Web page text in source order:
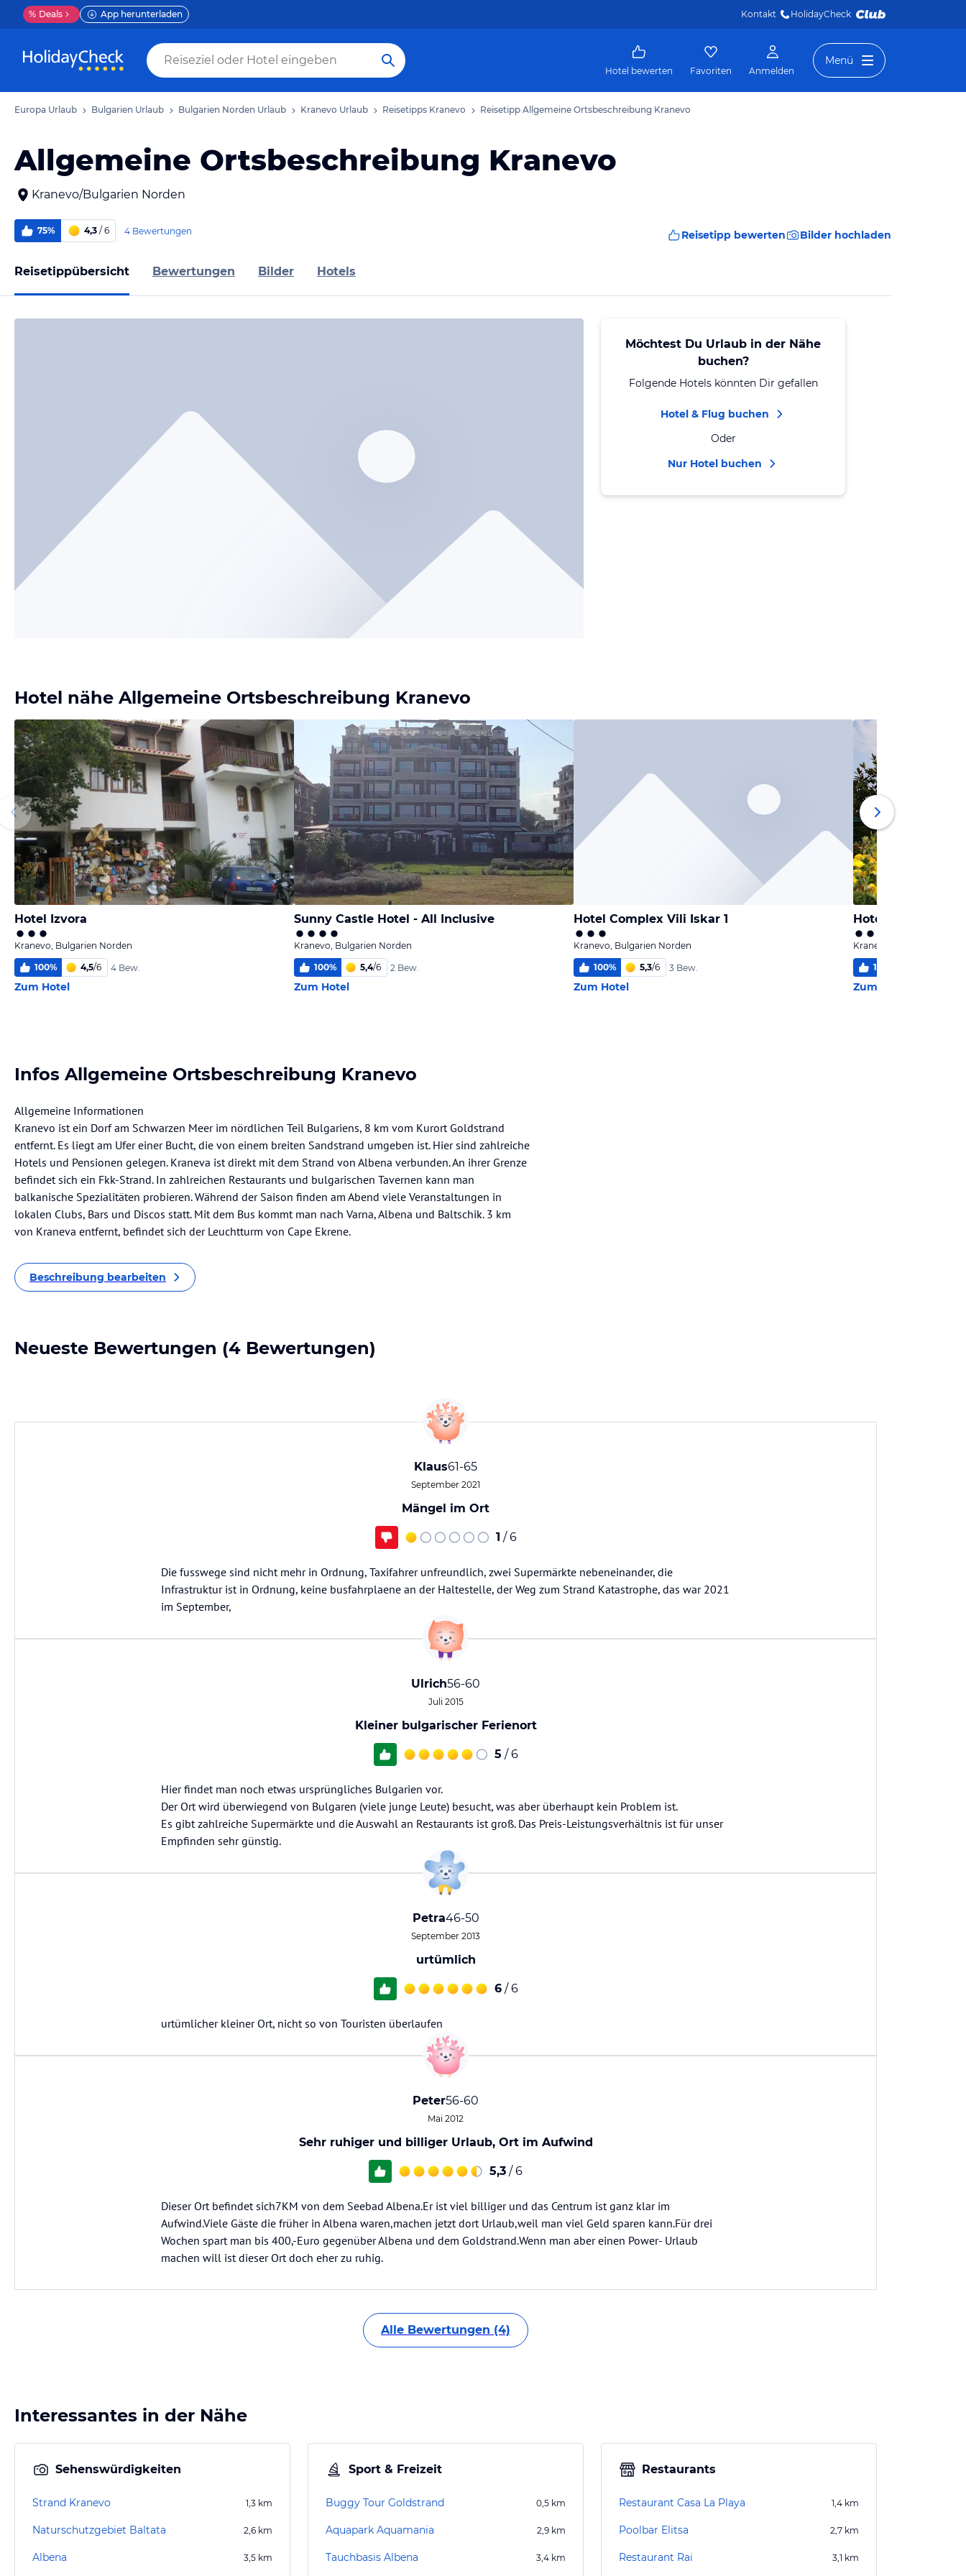
% Deals App herunterladen Kontakt HolidayCheck
Hotel bewerten Favoriten Anmelden
Menü
Europa Urlaub Bulgarien Urlaub Bulgarien Norden Urlaub Kranevo Urlaub Reisetipps Kranevo Reisetipp Allgemeine Ortsbeschreibung Kranevo
Allgemeine Ortsbeschreibung Kranevo
Kranevo/Bulgarien Norden
75% 4,3 / 6 4 Bewertungen Reisetipp bewerten Bilder hochladen
Reisetippübersicht Bewertungen Bilder Hotels
Möchtest Du Urlaub in der Nähe
buchen?
Folgende Hotels könnten Dir gefallen
Hotel & Flug buchen
Oder
Nur Hotel buchen
Hotel nähe Allgemeine Ortsbeschreibung Kranevo
Hotel Izvora
Kranevo, Bulgarien Norden
100% 4,5/6 4 Bew.
Zum Hotel
Sunny Castle Hotel - All Inclusive
Kranevo, Bulgarien Norden
100% 5,4/6 2 Bew.
Zum Hotel
Hotel Complex Vili Iskar 1
Kranevo, Bulgarien Norden
100% 5,3/6 3 Bew.
Zum Hotel
Hotel Kristel Park
Kranevo, Bulgarien
100
Zum Hotel
Infos Allgemeine Ortsbeschreibung Kranevo
Allgemeine Informationen
Kranevo ist ein Dorf am Schwarzen Meer im nördlichen Teil Bulgariens, 8 km vom Kurort Goldstrand
entfernt. Es liegt am Ufer einer Bucht, die von einem breiten Sandstrand umgeben ist. Hier sind zahlreiche
Hotels und Pensionen gelegen. Kraneva ist direkt mit dem Strand von Albena verbunden. An ihrer Grenze
befindet sich ein Fkk-Strand. In zahlreichen Restaurants und bulgarischen Tavernen kann man
balkanische Spezialitäten probieren. Während der Saison finden am Abend viele Veranstaltungen in
lokalen Clubs, Bars und Discos statt. Mit dem Bus kommt man nach Varna, Albena und Baltschik. 3 km
von Kraneva entfernt, befindet sich der Leuchtturm von Cape Ekrene.
Beschreibung bearbeiten
Neueste Bewertungen (4 Bewertungen)
Klaus61-65
September 2021
Mängel im Ort
1 / 6
Die fusswege sind nicht mehr in Ordnung, Taxifahrer unfreundlich, zwei Supermärkte nebeneinander, die
Infrastruktur ist in Ordnung, keine busfahrplaene an der Haltestelle, der Weg zum Strand Katastrophe, das war 2021
im September,
Ulrich56-60
Juli 2015
Kleiner bulgarischer Ferienort
5 / 6
Hier findet man noch etwas ursprüngliches Bulgarien vor.
Der Ort wird überwiegend von Bulgaren (viele junge Leute) besucht, was aber überhaupt kein Problem ist.
Es gibt zahlreiche Supermärkte und die Auswahl an Restaurants ist groß. Das Preis-Leistungsverhältnis ist für unser
Empfinden sehr günstig.
Petra46-50
September 2013
urtümlich
6 / 6
urtümlicher kleiner Ort, nicht so von Touristen überlaufen
Peter56-60
Mai 2012
Sehr ruhiger und billiger Urlaub, Ort im Aufwind
5,3 / 6
Dieser Ort befindet sich7KM von dem Seebad Albena.Er ist viel billiger und das Centrum ist ganz klar im
Aufwind.Viele Gäste die früher in Albena waren,machen jetzt dort Urlaub,weil man viel Geld sparen kann.Für drei
Wochen spart man bis 400,-Euro gegenüber Albena und dem Goldstrand.Wenn man aber einen Power- Urlaub
machen will ist dieser Ort doch eher zu ruhig.
Alle Bewertungen (4)
Interessantes in der Nähe
Sehenswürdigkeiten
Strand Kranevo 1,3 km
Naturschutzgebiet Baltata 2,6 km
Albena 3,5 km
Sport & Freizeit
Buggy Tour Goldstrand 0,5 km
Aquapark Aquamania 2,9 km
Tauchbasis Albena 3,4 km
Restaurants
Restaurant Casa La Playa 1,4 km
Poolbar Elitsa 2,7 km
Restaurant Rai 3,1 km